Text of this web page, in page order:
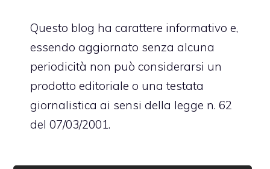
Questo blog ha carattere informativo e,
essendo aggiornato senza alcuna
periodicità non può considerarsi un
prodotto editoriale o una testata
giornalistica ai sensi della legge n. 62
del 07/03/2001.